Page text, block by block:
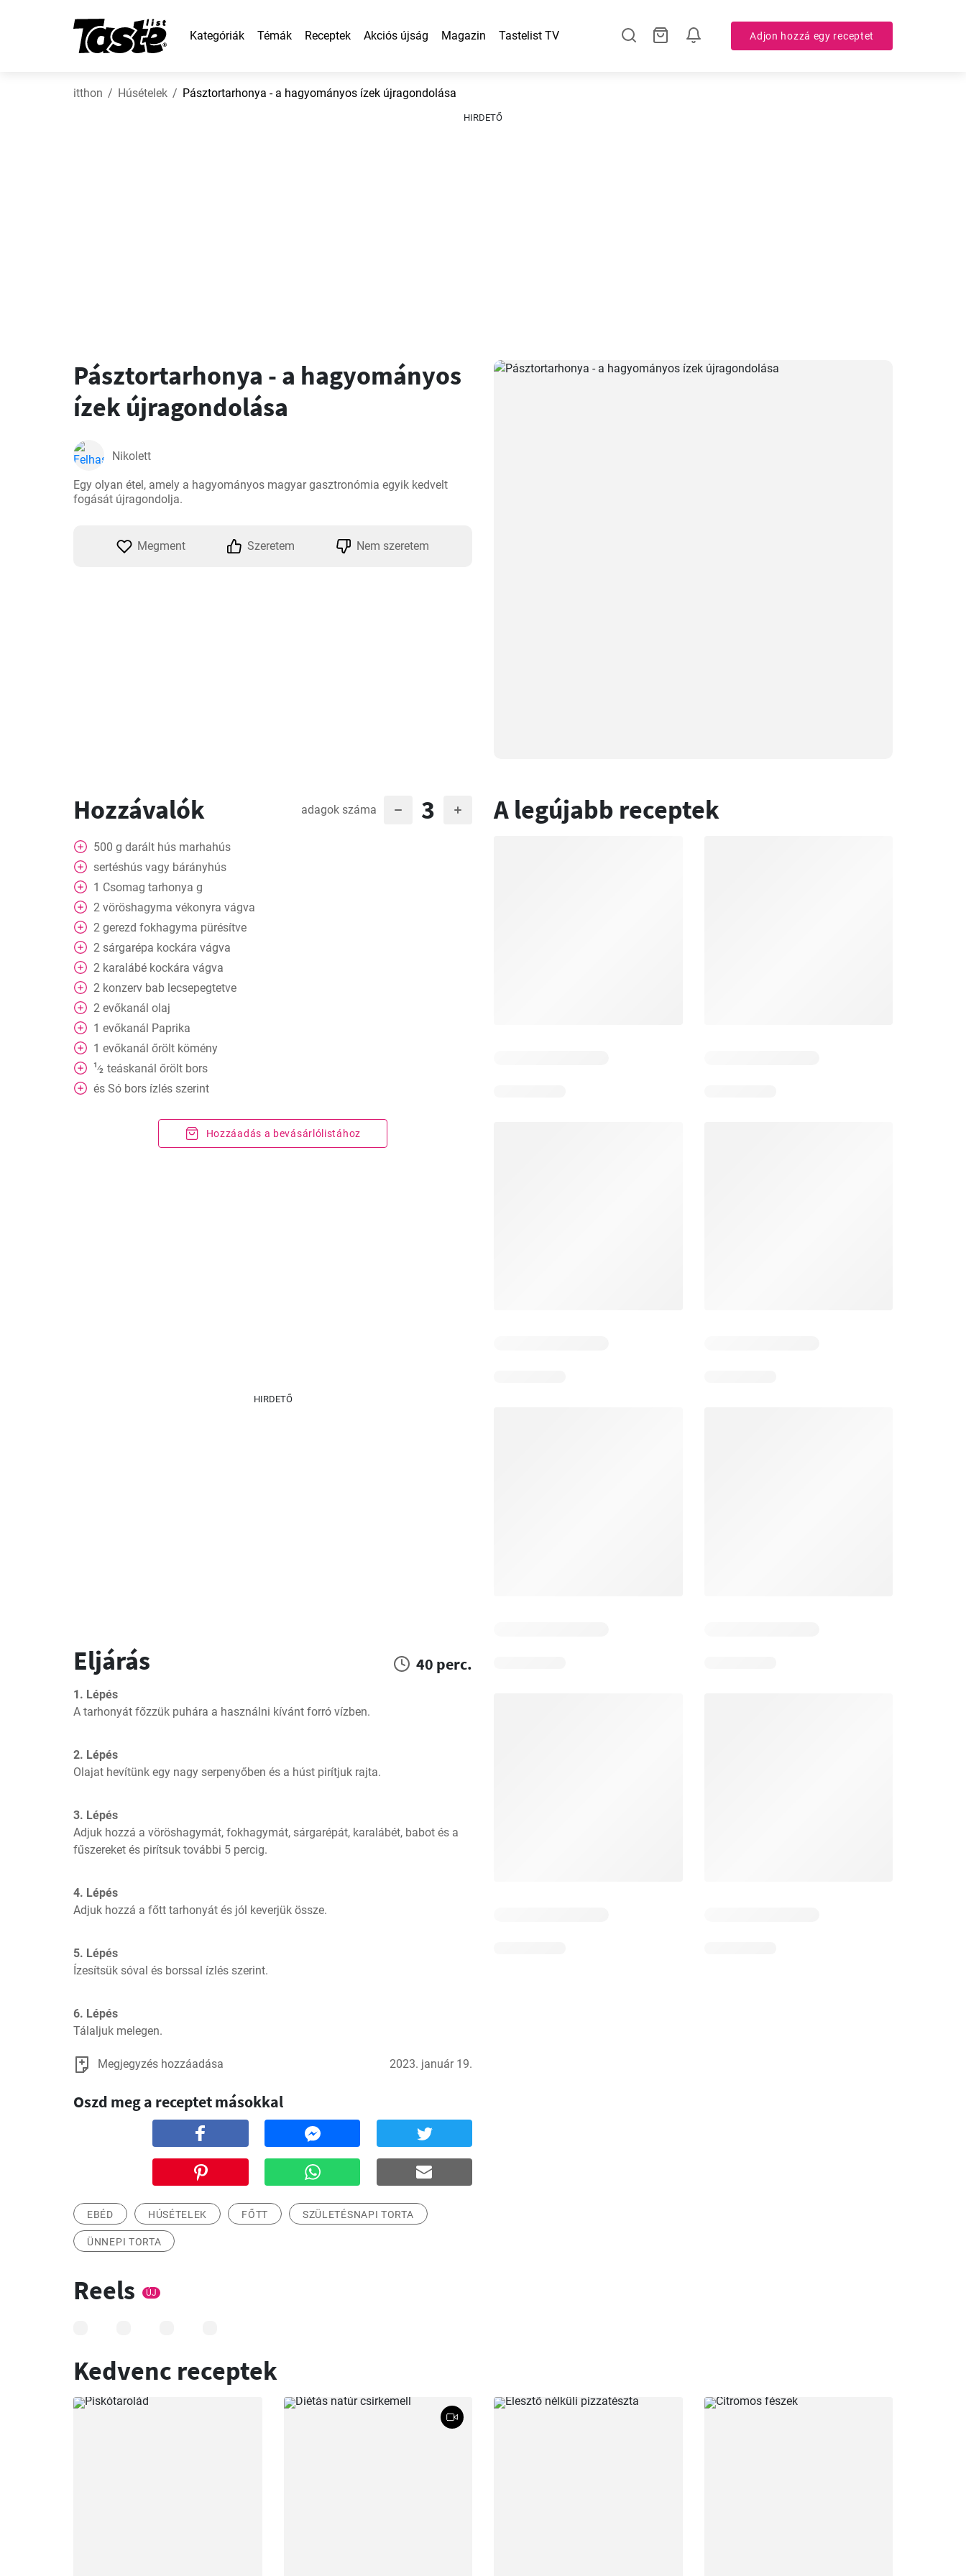
Kategóriák Témák Receptek Akciós újság Magazin Tastelist TV Adjon hozzá egy receptet
itthon Húsételek Pásztortarhonya - a hagyományos ízek újragondolása
HIRDETŐ
Pásztortarhonya - a hagyományos
ízek újragondolása
Nikolett
Egy olyan étel, amely a hagyományos magyar gasztronómia egyik kedvelt
fogását újragondolja.
Megment Szeretem Nem szeretem
Hozzávalók adagok száma 3
500 g darált hús marhahús
sertéshús vagy bárányhús
1 Csomag tarhonya g
2 vöröshagyma vékonyra vágva
2 gerezd fokhagyma pürésítve
2 sárgarépa kockára vágva
2 karalábé kockára vágva
2 konzerv bab lecsepegtetve
2 evőkanál olaj
1 evőkanál Paprika
1 evőkanál őrölt kömény
1⁄2 teáskanál őrölt bors
és Só bors ízlés szerint
Hozzáadás a bevásárlólistához
HIRDETŐ
Eljárás 40 perc.
1. Lépés
A tarhonyát főzzük puhára a használni kívánt forró vízben.
2. Lépés
Olajat hevítünk egy nagy serpenyőben és a húst pirítjuk rajta.
3. Lépés
Adjuk hozzá a vöröshagymát, fokhagymát, sárgarépát, karalábét, babot és a
fűszereket és pirítsuk további 5 percig.
4. Lépés
Adjuk hozzá a főtt tarhonyát és jól keverjük össze.
5. Lépés
Ízesítsük sóval és borssal ízlés szerint.
6. Lépés
Tálaljuk melegen.
Megjegyzés hozzáadása 2023. január 19.
Oszd meg a receptet másokkal
EBÉD HÚSÉTELEK FŐTT SZÜLETÉSNAPI TORTA
ÜNNEPI TORTA
A legújabb receptek
Reels ÚJ
Kedvenc receptek